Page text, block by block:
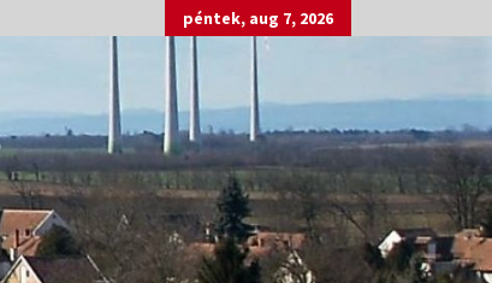
péntek, aug 7, 2026